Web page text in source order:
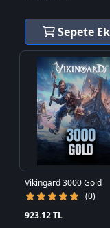
Sepete
Vikingard 3000 Gold
(0)
923.12 TL